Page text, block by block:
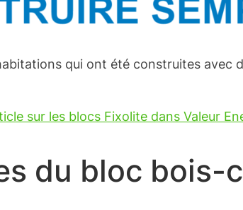
qui ont été construites
sur les blocs Fixolite dans Valeur
du bloc bois-